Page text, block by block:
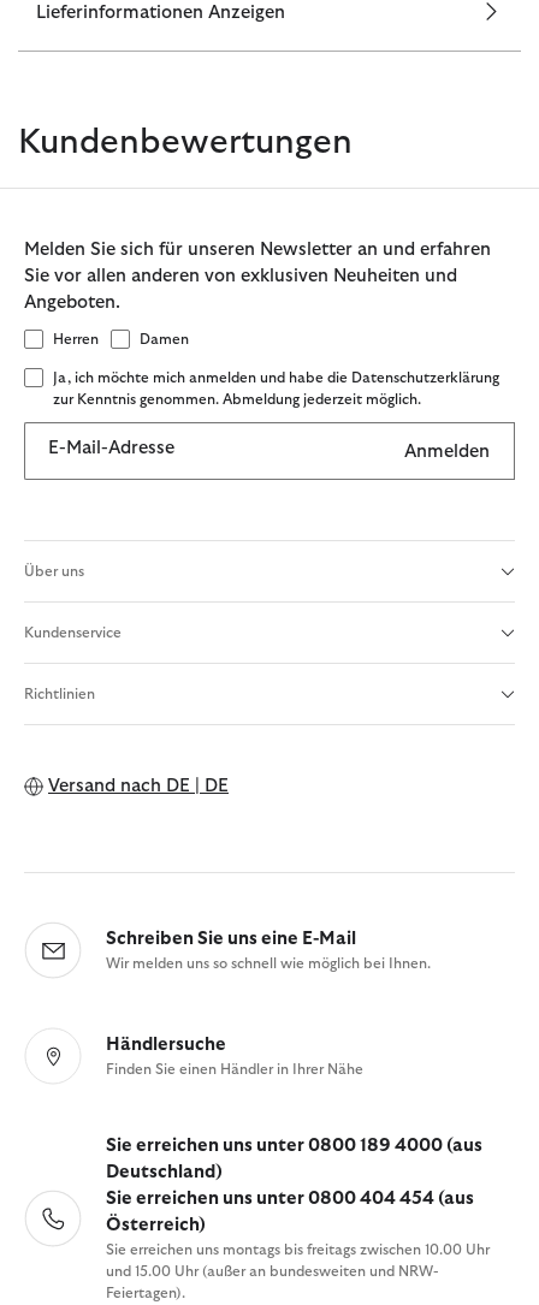
Lieferinformationen Anzeigen
Kundenbewertungen
Melden Sie sich für unseren Newsletter an und erfahren
Sie vor allen anderen von exklusiven Neuheiten und
Angeboten.
Herren Damen
Ja, ich möchte mich anmelden und habe die Datenschutzerklärung
zur Kenntnis genommen. Abmeldung jederzeit möglich.
E-Mail-Adresse Anmelden
Über uns
Kundenservice
Richtlinien
Versand nach DE | DE
Schreiben Sie uns eine E-Mail
Wir melden uns so schnell wie möglich bei Ihnen.
Händlersuche
Finden Sie einen Händler in Ihrer Nähe
Sie erreichen uns unter 0800 189 4000 (aus
Deutschland)
Sie erreichen uns unter 0800 404 454 (aus
Österreich)
Sie erreichen uns montags bis freitags zwischen 10.00 Uhr
und 15.00 Uhr (außer an bundesweiten und NRW-
Feiertagen).